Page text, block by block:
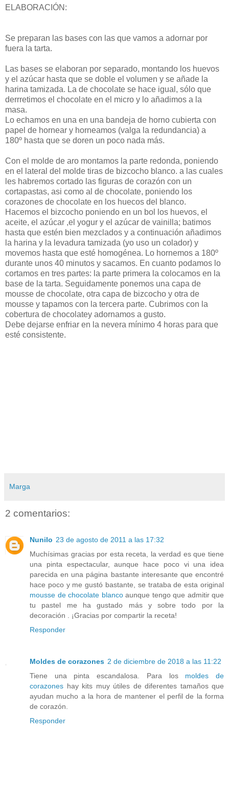
ELABORACIÓN:
Se preparan las bases con las que vamos a adornar por
fuera la tarta.
Las bases se elaboran por separado, montando los huevos
y el azúcar hasta que se doble el volumen y se añade la
harina tamizada. La de chocolate se hace igual, sólo que
derrretimos el chocolate en el micro y lo añadimos a la
masa.
Lo echamos en una en una bandeja de horno cubierta con
papel de hornear y horneamos (valga la redundancia) a
180º hasta que se doren un poco nada más.
Con el molde de aro montamos la parte redonda, poniendo
en el lateral del molde tiras de bizcocho blanco. a las cuales
les habremos cortado las figuras de corazón con un
cortapastas, asi como al de chocolate, poniendo los
corazones de chocolate en los huecos del blanco.
Hacemos el bizcocho poniendo en un bol los huevos, el
aceite, el azúcar ,el yogur y el azúcar de vainilla; batimos
hasta que estén bien mezclados y a continuación añadimos
la harina y la levadura tamizada (yo uso un colador) y
movemos hasta que esté homogénea. Lo hornemos a 180º
durante unos 40 minutos y sacamos. En cuanto podamos lo
cortamos en tres partes: la parte primera la colocamos en la
base de la tarta. Seguidamente ponemos una capa de
mousse de chocolate, otra capa de bizcocho y otra de
mousse y tapamos con la tercera parte. Cubrimos con la
cobertura de chocolatey adornamos a gusto.
Debe dejarse enfriar en la nevera mínimo 4 horas para que
esté consistente.
Marga
2 comentarios:
Nunilo 23 de agosto de 2011 a las 17:32
Muchísimas gracias por esta receta, la verdad es que tiene
una pinta espectacular, aunque hace poco vi una idea
parecida en una página bastante interesante que encontré
hace poco y me gustó bastante, se trataba de esta original
mousse de chocolate blancoaunque tengo que admitir que
tu pastel me ha gustado más y sobre todo por la
decoración . ¡Gracias por compartir la receta!
Responder
Moldes de corazones 2 de diciembre de 2018 a las 11:22
Tiene una pinta escandalosa. Para los moldes de
corazones hay kits muy útiles de diferentes tamaños que
ayudan mucho a la hora de mantener el perfil de la forma
de corazón.
Responder